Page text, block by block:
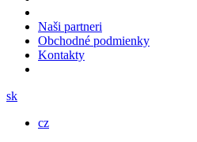
Naši partneri
Obchodné podmienky
Kontakty
sk
cz